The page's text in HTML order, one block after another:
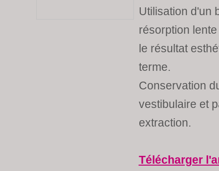
Utilisation d'un
résorption
le résultat
terme.
Conservation
vestibulaire et
extraction.
Télécharger